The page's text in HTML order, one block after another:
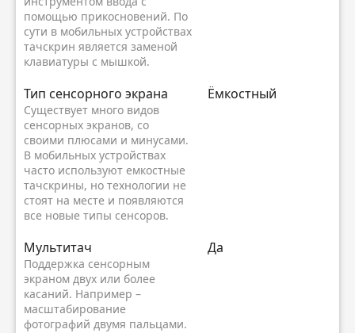
помощью прикосновений. По
сути в мобильных устройствах
тачскрин является заменой
клавиатуры с мышкой.
Тип сенсорного экрана
Существует много видов
сенсорных экранов, со
своими плюсами и минусами.
В мобильных устройствах
часто используют емкостные
тачскрины, но технологии не
стоят на месте и появляются
все новые типы сенсоров.
Ёмкостный
Мультитач
Поддержка сенсорным
экраном двух или более
касаний. Например –
масштабирование
фотографий двумя пальцами.
Да